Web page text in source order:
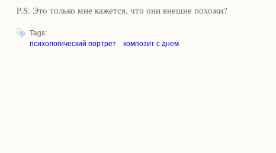
P.S. Это только мне кажется, что они внешне похожи?
Tags:
психологический портрет
композит с днем